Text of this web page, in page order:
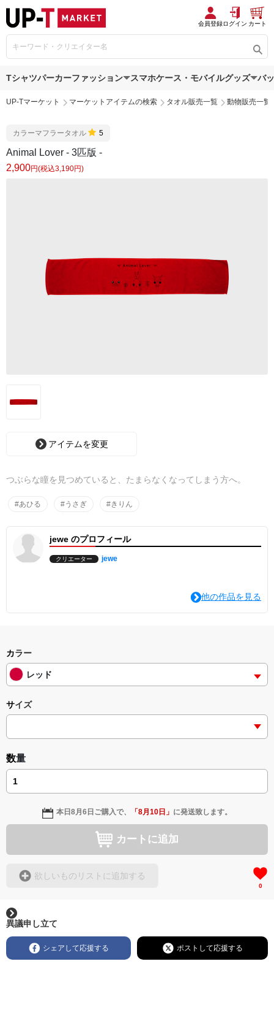
会員登録ログイン カート
Tシャツパーカーファッション スマホケース・モバイルグッズ バ
UP-Tマーケット マーケットアイテムの検索 タオル販売一覧 動物販売一覧
カラーマフラータオル 5
Animal Lover - 3匹版 -
2,900円(税込3,190円)
アイテムを変更
つぶらな瞳を見つめていると、たまらなくなってしまう方へ。
#あひる #うさぎ #きりん
jewe のプロフィール
クリエーター jewe
他の作品を見る
カラー
レッド
サイズ
数量
本日8月6日 ご購入で、 「8月10日 」 に発送致します。
カートに追加
欲しいものリストに追加する
0
異議申し立て
シェアして応援する ポストして応援する